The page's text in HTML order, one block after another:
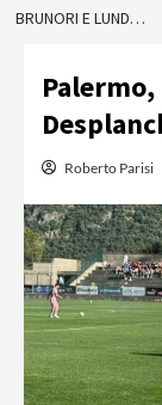
BRUNORI E LUND…
Roberto Parisi